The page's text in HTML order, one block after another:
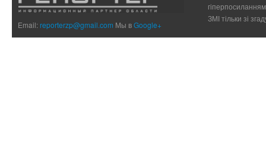
Email:reporterzp@gmail.com Мы вGoogle+
ЗМІ тільки зі